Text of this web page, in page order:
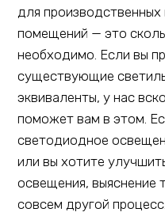
для
помещений — это
необходимо. Если вы
существующие
эквиваленты, у нас
поможет вам в этом.
светодиодное
или вы хотите
освещения, выяснение
совсем другой